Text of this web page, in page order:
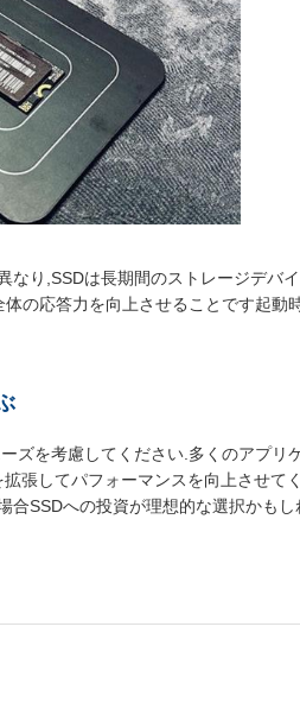
なり,SSDは長期間のストレージデバ
の応答力を向上させることです起動
ズを考慮してください.多くのアプリ
張してパフォーマンスを向上させて
SSDへの投資が理想的な選択かもし